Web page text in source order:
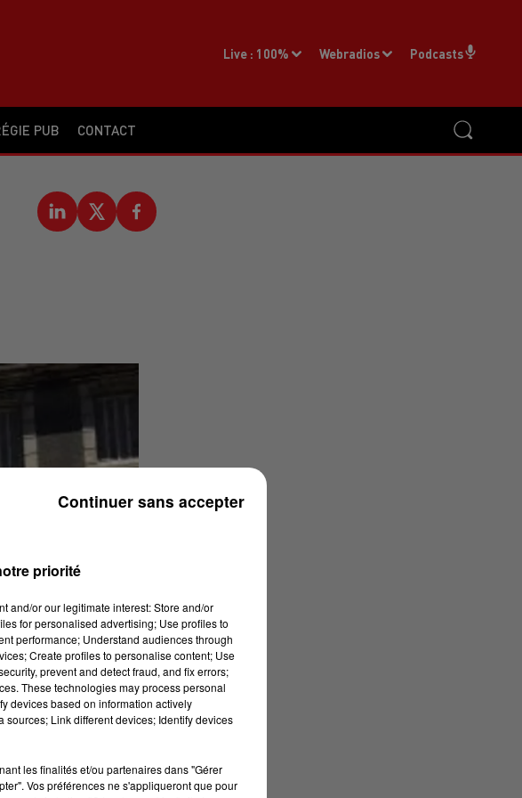
PUB CONTACT
Live : 100% Webradios Podcasts
priorité
and/or our legitimate interest: Store and/or
for personalised advertising; Use profiles to
performance; Understand audiences through
Create profiles to personalise content; Use
prevent and detect fraud, and fix errors;
These technologies may process personal
devices based on information actively
Link different devices; Identify devices
les finalités et/ou partenaires dans "Gérer
Vos préférences ne s'appliqueront que pour
Continuer sans accepter